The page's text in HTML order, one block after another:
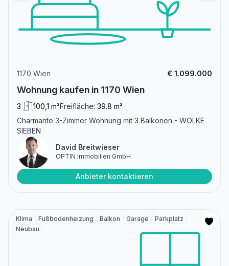
1170 Wien € 1.099.000
Wohnung kaufen in 1170 Wien
3 100,1 m²Freifläche: 39.8 m²
Charmante 3-Zimmer Wohnung mit 3 Balkonen - WOLKE
SIEBEN
David Breitwieser
OPTIN Immobilien GmbH
Anbieter kontaktieren
Klima Fußbodenheizung Balkon Garage
Parkplatz
Neubau